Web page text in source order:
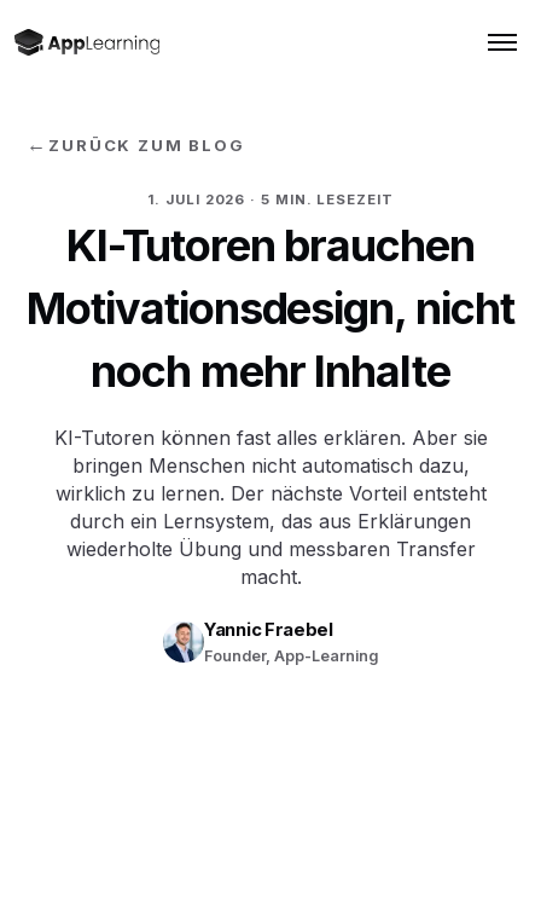
← ZURÜCK ZUM BLOG
1. JULI 2026 · 5 MIN. LESEZEIT
KI-Tutoren brauchen
Motivationsdesign, nicht
noch mehr Inhalte
KI-Tutoren können fast alles erklären. Aber sie
bringen Menschen nicht automatisch dazu,
wirklich zu lernen. Der nächste Vorteil entsteht
durch ein Lernsystem, das aus Erklärungen
wiederholte Übung und messbaren Transfer
macht.
Yannic Fraebel
Founder, App-Learning